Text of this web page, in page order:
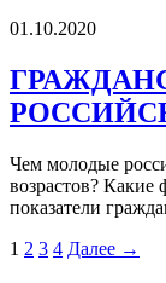
01.10.2020
Чем молодые
возрастов? Какие
показатели
1 2 3 4 Далее →